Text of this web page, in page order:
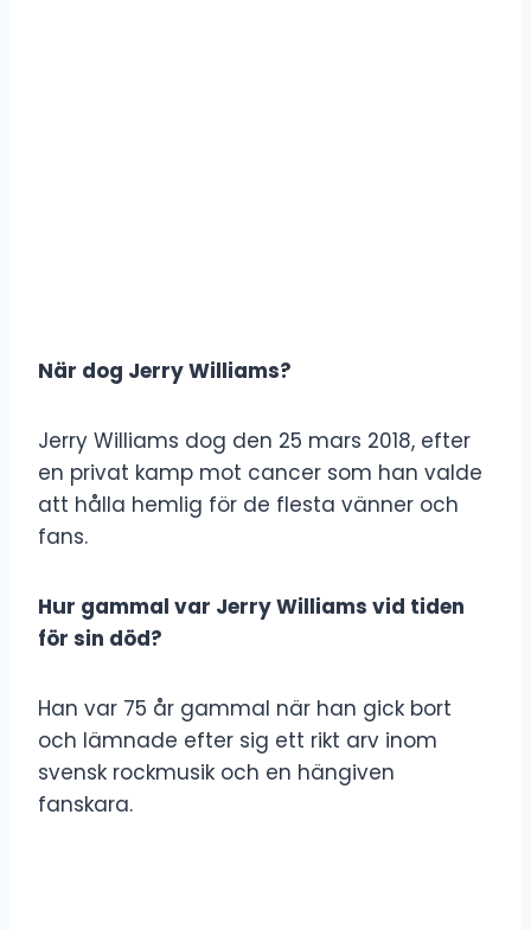
När dog Jerry Williams?
Jerry Williams dog den 25 mars 2018, efter
en privat kamp mot cancer som han valde
att hålla hemlig för de flesta vänner och
fans.
Hur gammal var Jerry Williams vid tiden
för sin död?
Han var 75 år gammal när han gick bort
och lämnade efter sig ett rikt arv inom
svensk rockmusik och en hängiven
fanskara.